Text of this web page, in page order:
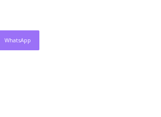
WhatsApp